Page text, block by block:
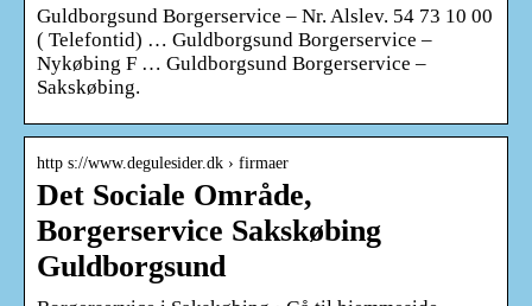
Guldborgsund Borgerservice – Nr. Alslev. 54 73 10 00
( Telefontid) … Guldborgsund Borgerservice –
Nykøbing F … Guldborgsund Borgerservice –
Sakskøbing.
http s://www.degulesider.dk › firmaer
Det Sociale Område,
Borgerservice Sakskøbing
Guldborgsund